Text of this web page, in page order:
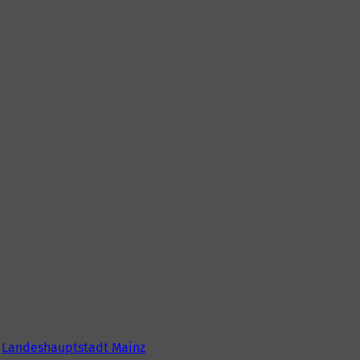
Landeshauptstadt Mainz